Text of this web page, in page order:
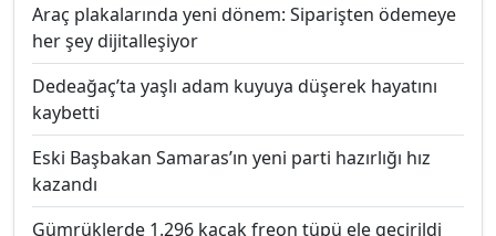
Araç plakalarında yeni dönem: Siparişten ödemeye
her şey dijitalleşiyor
Dedeağaç’ta yaşlı adam kuyuya düşerek hayatını
kaybetti
Eski Başbakan Samaras’ın yeni parti hazırlığı hız
kazandı
Gümrüklerde 1.296 kaçak freon tüpü ele geçirildi